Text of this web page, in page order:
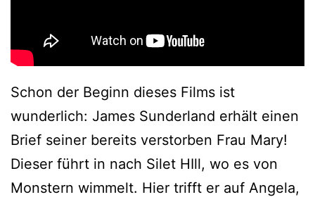
Schon der Beginn dieses Films ist
wunderlich: James Sunderland erhält einen
Brief seiner bereits verstorben Frau Mary!
Dieser führt in nach Silet HIll, wo es von
Monstern wimmelt. Hier trifft er auf Angela,